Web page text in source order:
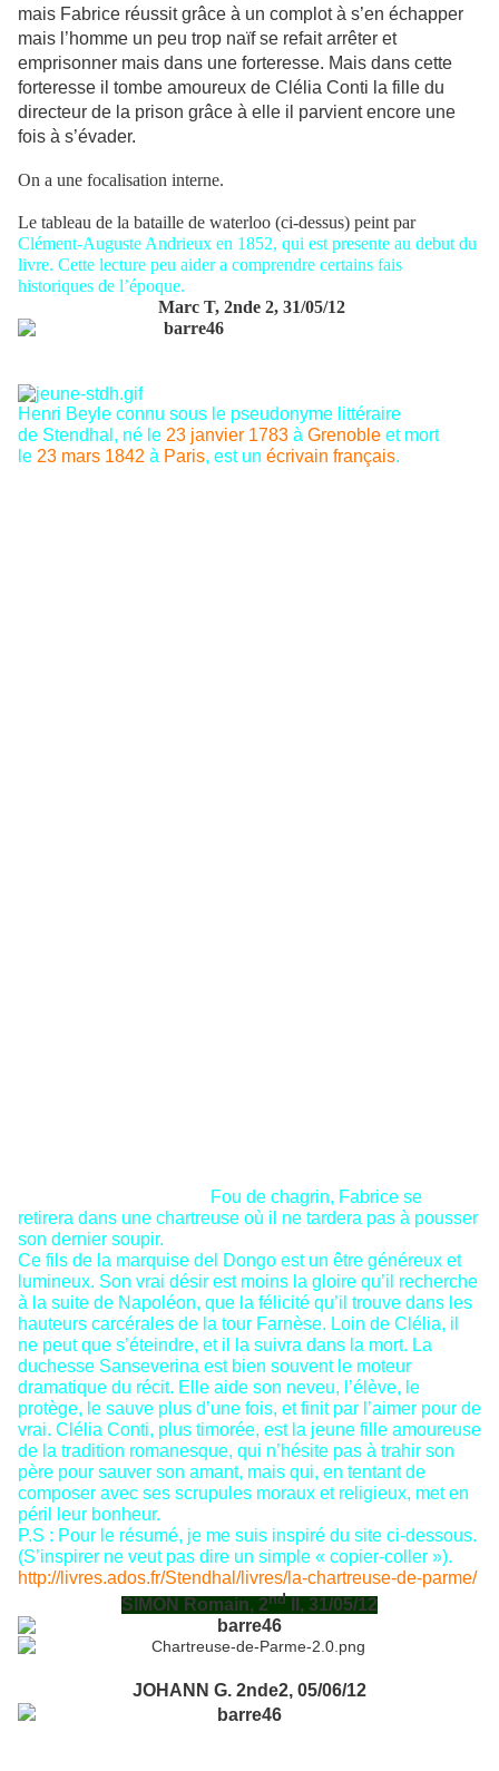
mais Fabrice réussit grâce à un complot à s’en échapper
mais l’homme un peu trop naïf se refait arrêter et
emprisonner mais dans une forteresse. Mais dans cette
forteresse il tombe amoureux de Clélia Conti la fille du
directeur de la prison grâce à elle il parvient encore une
fois à s’évader.
On a une focalisation interne.
Le tableau de la bataille de waterloo (ci-dessus) peint par
Clément-Auguste Andrieux en 1852, qui est presente au debut du
livre. Cette lecture peu aider a comprendre certains fais
historiques de l’époque.
Marc T, 2nde 2, 31/05/12
Henri Beyle connu sous le pseudonyme littéraire
de Stendhal, né le 23 janvier 1783 à Grenoble et mort
le 23 mars 1842 à Paris, est un écrivain français.
Fou de chagrin, Fabrice se
retirera dans une chartreuse où il ne tardera pas à pousser
son dernier soupir.
Ce fils de la marquise del Dongo est un être généreux et
lumineux. Son vrai désir est moins la gloire qu’il recherche
à la suite de Napoléon, que la félicité qu’il trouve dans les
hauteurs carcérales de la tour Farnèse. Loin de Clélia, il
ne peut que s’éteindre, et il la suivra dans la mort. La
duchesse Sanseverina est bien souvent le moteur
dramatique du récit. Elle aide son neveu, l’élève, le
protège, le sauve plus d’une fois, et finit par l’aimer pour de
vrai. Clélia Conti, plus timorée, est la jeune fille amoureuse
de la tradition romanesque, qui n’hésite pas à trahir son
père pour sauver son amant, mais qui, en tentant de
composer avec ses scrupules moraux et religieux, met en
péril leur bonheur.
P.S : Pour le résumé, je me suis inspiré du site ci-dessous.
(S’inspirer ne veut pas dire un simple « copier-coller »).
http://livres.ados.fr/Stendhal/livres/la-chartreuse-de-parme/
SIMON Romain, 2nd II, 31/05/12
JOHANN G. 2nde2, 05/06/12